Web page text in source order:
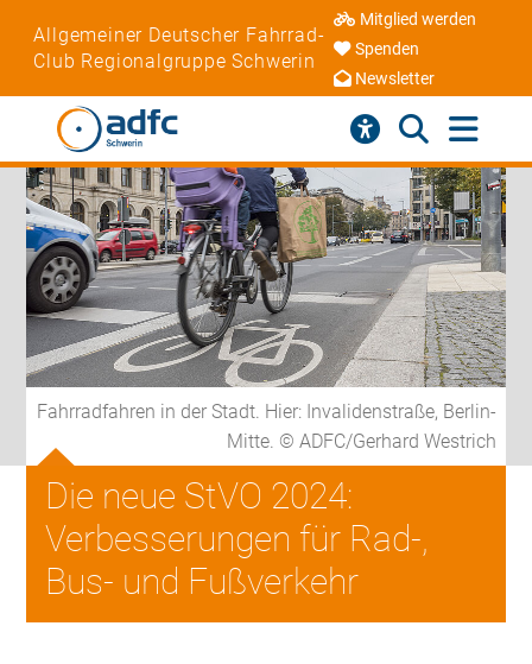
Allgemeiner Deutscher Fahrrad-
Club Regionalgruppe Schwerin
Mitglied werden
Spenden
Newsletter
Fahrradfahren in der Stadt. Hier: Invalidenstraße, Berlin-
Mitte. © ADFC/Gerhard Westrich
Die neue StVO 2024:
Verbesserungen für Rad-,
Bus- und Fußverkehr